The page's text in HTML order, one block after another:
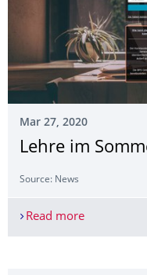
Mar 27, 2020
Lehre im
Source: News
Read moreLehre im